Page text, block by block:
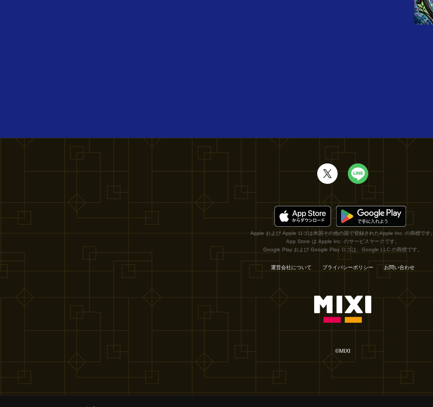
Apple および Apple ロゴは米国その他の国で登録されたApple Inc. の商標です。
App Store は Apple Inc. のサービスマークです。
Google Play および Google Play ロゴは、Google LLC の商標です。
運営会社について プライバシーポリシー お問い合わせ
©MIXI